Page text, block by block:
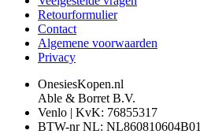
Retourformulier
Contact
Algemene voorwaarden
Privacy
OnesiesKopen.nl
Able & Borret B.V.
Venlo | KvK: 76855317
BTW-nr NL: NL860810604B01